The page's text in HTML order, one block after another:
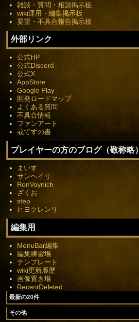
雑談・質問・相談掲示板
wiki運用・編集掲示板
要望・不具合報告掲示板
外部リンク
公式HP
公式Discord
公式X
AppStore
Google Play
開発ロードマップ
よくある質問
不具合情報
ファンアート
或てすの書
プレイヤーの方のブログ（敬称略）
まいす
サンヘイリ
RonVoynich
ざくお
step
ヒヨクレンリ
編集用
MenuBar編集
編集練習場
テンプレート
wiki更新履歴
画像置き場
RecentDeleted
最新の20件
その他